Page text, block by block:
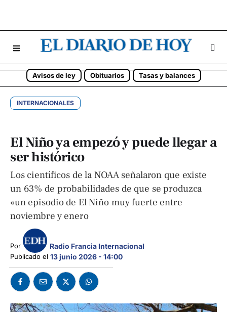
Avisos de ley Obituarios Tasas y balances
INTERNACIONALES
El Niño ya empezó y puede llegar a
ser histórico
Los científicos de la NOAA señalaron que existe
un 63% de probabilidades de que se produzca
«un episodio de El Niño muy fuerte entre
noviembre y enero
Por Radio Francia Internacional
Publicado el 13 junio 2026 - 14:00